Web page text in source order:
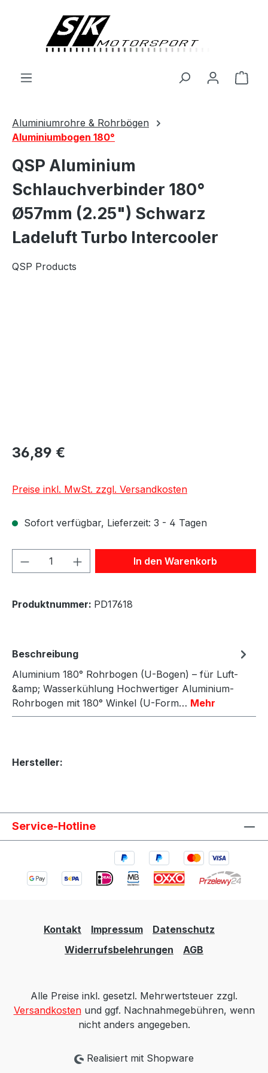
Aluminiumrohre & Rohrbögen
Aluminiumbogen 180°
QSP Aluminium
Schlauchverbinder 180°
Ø57mm (2.25") Schwarz
Ladeluft Turbo Intercooler
QSP Products
36,89 €
Preise inkl. MwSt. zzgl. Versandkosten
Sofort verfügbar, Lieferzeit: 3 - 4 Tagen
Produkt Anzahl: Gib denIn den Warenkorb
Produktnummer: PD17618
Beschreibung
Aluminium 180° Rohrbogen (U-Bogen) – für Luft-
&amp; Wasserkühlung Hochwertiger Aluminium-
Rohrbogen mit 180° Winkel (U-Form… Mehr
Hersteller:
Service-Hotline
Kontakt Impressum
Datenschutz
Widerrufsbelehrungen
AGB
Alle Preise inkl. gesetzl. Mehrwertsteuer zzgl.
Versandkostenund ggf. Nachnahmegebühren, wenn
nicht anders angegeben.
Realisiert mit Shopware